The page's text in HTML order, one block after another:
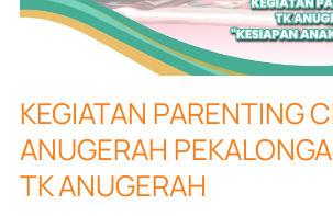
KEGIATAN PARENTING
ANUGERAH
TK ANUGERAH